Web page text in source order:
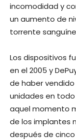
incomodidad y
un aumento de
torrente
Los dispositivos
en el 2005 y
de haber
unidades en todo
aquel momento
de los implantes
después de cinco